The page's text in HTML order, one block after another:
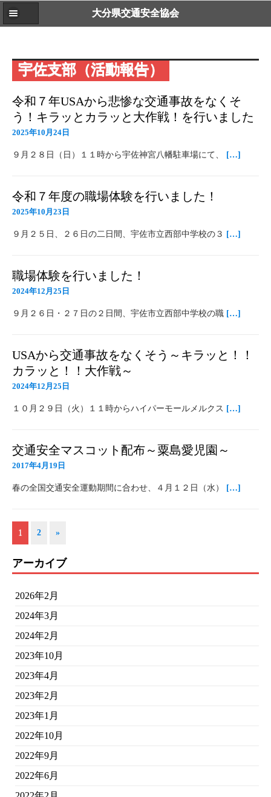
大分県交通安全協会
宇佐支部（活動報告）
令和７年USAから悲惨な交通事故をなくそ
う！キラッとカラッと大作戦！を行いました
2025年10月24日
９月２８日（日）１１時から宇佐神宮八幡駐車場にて、 […]
令和７年度の職場体験を行いました！
2025年10月23日
９月２５日、２６日の二日間、宇佐市立西部中学校の３ […]
職場体験を行いました！
2024年12月25日
９月２６日・２７日の２日間、宇佐市立西部中学校の職 […]
USAから交通事故をなくそう～キラッと！！
カラッと！！大作戦～
2024年12月25日
１０月２９日（火）１１時からハイパーモールメルクス […]
交通安全マスコット配布～粟島愛児園～
2017年4月19日
春の全国交通安全運動期間に合わせ、４月１２日（水） […]
1 2 »
アーカイブ
2026年2月
2024年3月
2024年2月
2023年10月
2023年4月
2023年2月
2023年1月
2022年10月
2022年9月
2022年6月